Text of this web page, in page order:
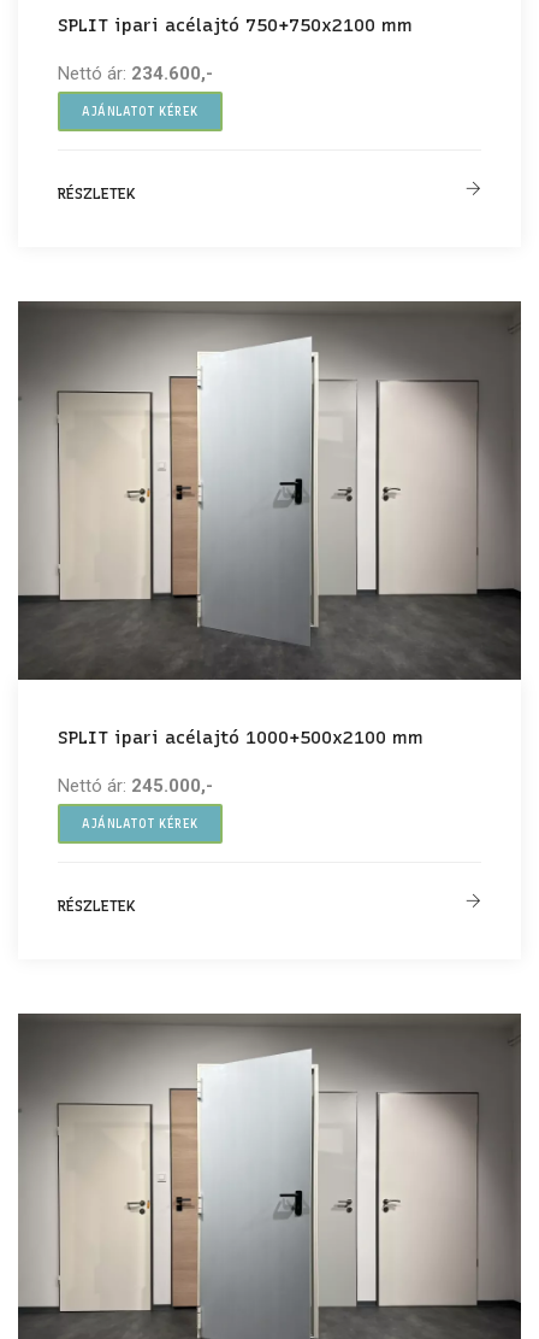
SPLIT ipari acélajtó 750+750x2100 mm
Nettó ár: 234.600,-
AJÁNLATOT KÉREK
RÉSZLETEK
SPLIT ipari acélajtó 1000+500x2100 mm
Nettó ár: 245.000,-
AJÁNLATOT KÉREK
RÉSZLETEK